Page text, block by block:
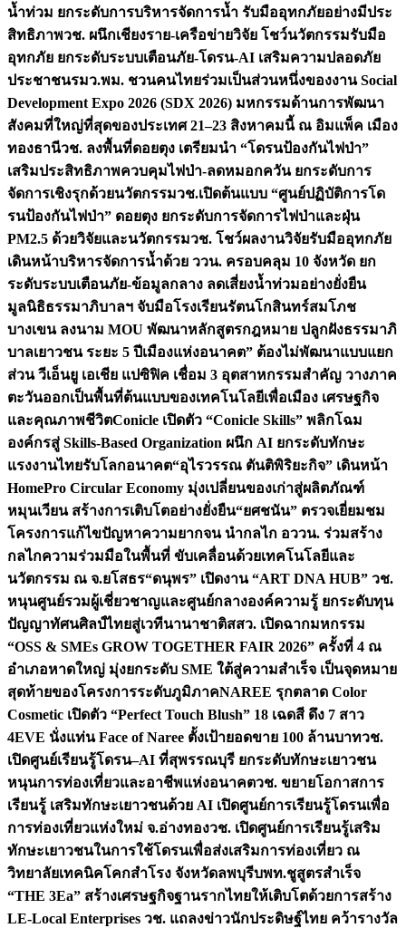
น้ำท่วม ยกระดับการบริหารจัดการน้ำ รับมืออุทกภัยอย่างมีประ
สิทธิภาพวช. ผนึกเชียงราย-เครือข่ายวิจัย โชว์นวัตกรรมรับมือ
อุทกภัย ยกระดับระบบเตือนภัย-โดรน-AI เสริมความปลอดภัย
ประชาชนรมว.พม. ชวนคนไทยร่วมเป็นส่วนหนึ่งของงาน Social
Development Expo 2026 (SDX 2026) มหกรรมด้านการพัฒนา
สังคมที่ใหญ่ที่สุดของประเทศ 21–23 สิงหาคมนี้ ณ อิมแพ็ค เมือง
ทองธานีวช. ลงพื้นที่ดอยตุง เตรียมนำ “โดรนป้องกันไฟป่า”
เสริมประสิทธิภาพควบคุมไฟป่า-ลดหมอกควัน ยกระดับการ
จัดการเชิงรุกด้วยนวัตกรรมวช.เปิดต้นแบบ “ศูนย์ปฏิบัติการโด
รนป้องกันไฟป่า” ดอยตุง ยกระดับการจัดการไฟป่าและฝุ่น
PM2.5 ด้วยวิจัยและนวัตกรรมวช. โชว์ผลงานวิจัยรับมืออุทกภัย
เดินหน้าบริหารจัดการน้ำด้วย ววน. ครอบคลุม 10 จังหวัด ยก
ระดับระบบเตือนภัย-ข้อมูลกลาง ลดเสี่ยงน้ำท่วมอย่างยั่งยืน
มูลนิธิธรรมาภิบาลฯ จับมือโรงเรียนรัตนโกสินทร์สมโภช
บางเขน ลงนาม MOU พัฒนาหลักสูตรกฎหมาย ปลูกฝังธรรมาภิ
บาลเยาวชน ระยะ 5 ปีเมืองแห่งอนาคต” ต้องไม่พัฒนาแบบแยก
ส่วน วีเอ็นยู เอเชีย แปซิฟิค เชื่อม 3 อุตสาหกรรมสำคัญ วางภาค
ตะวันออกเป็นพื้นที่ต้นแบบของเทคโนโลยีเพื่อเมือง เศรษฐกิจ
และคุณภาพชีวิตConicle เปิดตัว “Conicle Skills” พลิกโฉม
องค์กรสู่ Skills-Based Organization ผนึก AI ยกระดับทักษะ
แรงงานไทยรับโลกอนาคต“อุไรวรรณ ตันติพิริยะกิจ” เดินหน้า
HomePro Circular Economy มุ่งเปลี่ยนของเก่าสู่ผลิตภัณฑ์
หมุนเวียน สร้างการเติบโตอย่างยั่งยืน“ยศชนัน” ตรวจเยี่ยมชม
โครงการแก้ไขปัญหาความยากจน นำกลไก อววน. ร่วมสร้าง
กลไกความร่วมมือในพื้นที่ ขับเคลื่อนด้วยเทคโนโลยีและ
นวัตกรรม ณ จ.ยโสธร“ดนุพร” เปิดงาน “ART DNA HUB” วช.
หนุนศูนย์รวมผู้เชี่ยวชาญและศูนย์กลางองค์ความรู้ ยกระดับทุน
ปัญญาทัศนศิลป์ไทยสู่เวทีนานาชาติสสว. เปิดฉากมหกรรม
“OSS & SMEs GROW TOGETHER FAIR 2026” ครั้งที่ 4 ณ
อำเภอหาดใหญ่ มุ่งยกระดับ SME ใต้สู่ความสำเร็จ เป็นจุดหมาย
สุดท้ายของโครงการระดับภูมิภาคNAREE รุกตลาด Color
Cosmetic เปิดตัว “Perfect Touch Blush” 18 เฉดสี ดึง 7 สาว
4EVE นั่งแท่น Face of Naree ตั้งเป้ายอดขาย 100 ล้านบาทวช.
เปิดศูนย์เรียนรู้โดรน–AI ที่สุพรรณบุรี ยกระดับทักษะเยาวชน
หนุนการท่องเที่ยวและอาชีพแห่งอนาคตวช. ขยายโอกาสการ
เรียนรู้ เสริมทักษะเยาวชนด้วย AI เปิดศูนย์การเรียนรู้โดรนเพื่อ
การท่องเที่ยวแห่งใหม่ จ.อ่างทองวช. เปิดศูนย์การเรียนรู้เสริม
ทักษะเยาวชนในการใช้โดรนเพื่อส่งเสริมการท่องเที่ยว ณ
วิทยาลัยเทคนิคโคกสำโรง จังหวัดลพบุรีบพท.ชูสูตรสำเร็จ
“THE 3Ea” สร้างเศรษฐกิจฐานรากไทยให้เติบโตด้วยการสร้าง
LE-Local Enterprises วช. แถลงข่าวนักประดิษฐ์ไทย คว้ารางวัล